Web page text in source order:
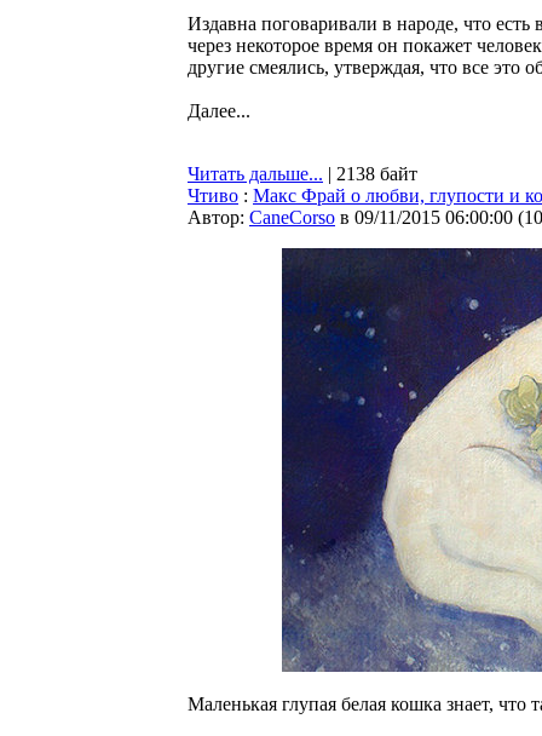
Издавна поговаривали в народе, что
через некоторое время он покажет
другие смеялись, утверждая, что все это
Далее...
Читать дальше... | 2138 байт
Чтиво : Макс Фрай о любви, глупости и
Автор: CaneCorso в 09/11/2015 06:00:00 (
Маленькая глупая белая кошка знает, что